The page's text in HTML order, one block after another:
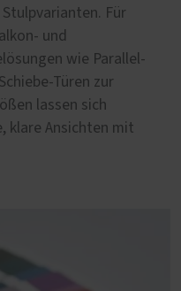
Stulpvarianten. Für
und
wie Parallel-
Türen zur
lassen sich
klare Ansichten mit